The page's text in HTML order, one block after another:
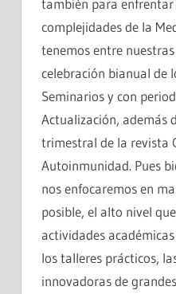
también para enfrentar
complejidades de la
tenemos entre
celebración bianual de
Seminarios y con
Actualización, además
trimestral de la revista
Autoinmunidad. Pues
nos enfocaremos en
posible, el alto nivel
actividades
los talleres prácticos,
innovadoras de